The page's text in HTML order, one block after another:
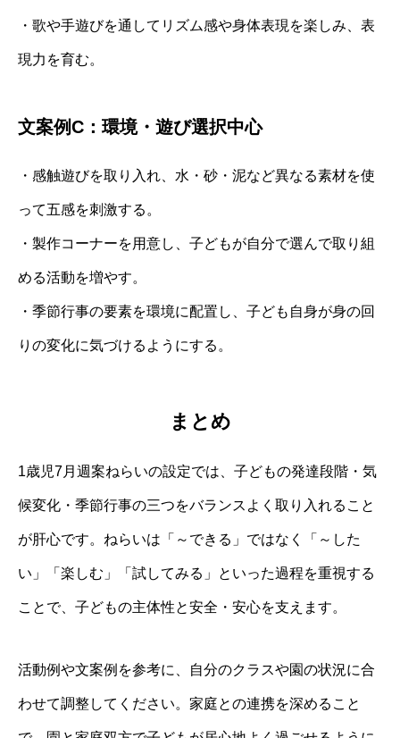
・歌や手遊びを通してリズム感や身体表現を楽しみ、表
現力を育む。
文案例C：環境・遊び選択中心
・感触遊びを取り入れ、水・砂・泥など異なる素材を使
って五感を刺激する。
・製作コーナーを用意し、子どもが自分で選んで取り組
める活動を増やす。
・季節行事の要素を環境に配置し、子ども自身が身の回
りの変化に気づけるようにする。
まとめ
1歳児7月週案ねらいの設定では、子どもの発達段階・気
候変化・季節行事の三つをバランスよく取り入れること
が肝心です。ねらいは「～できる」ではなく「～した
い」「楽しむ」「試してみる」といった過程を重視する
ことで、子どもの主体性と安全・安心を支えます。
活動例や文案例を参考に、自分のクラスや園の状況に合
わせて調整してください。家庭との連携を深めること